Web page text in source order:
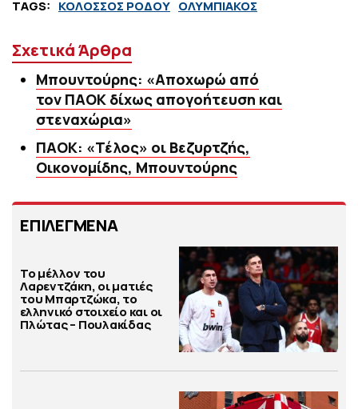
TAGS: ΚΟΛΟΣΣΟΣ ΡΟΔΟΥ ΟΛΥΜΠΙΑΚΟΣ
Σχετικά Άρθρα
Μπουντούρης: «Αποχωρώ από
τον ΠΑΟΚ δίχως απογοήτευση και
στεναχώρια»
ΠΑΟΚ: «Τέλος» οι Βεζυρτζής,
Οικονομίδης, Μπουντούρης
ΕΠΙΛΕΓΜΕΝΑ
Το μέλλον του
Λαρεντζάκη, οι ματιές
του Μπαρτζώκα, το
ελληνικό στοιχείο και οι
Πλώτας – Πουλακίδας